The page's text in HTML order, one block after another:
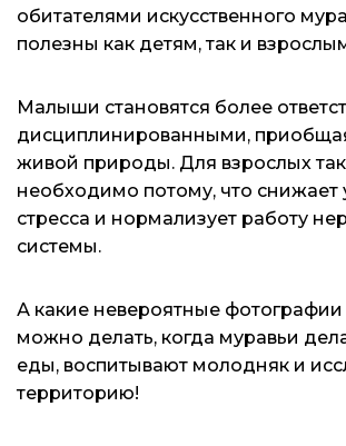
обитателями искусственного
полезны как детям, так и
Малыши становятся более
дисциплинированными,
живой природы. Для взрослых
необходимо потому, что снижает
стресса и нормализует работу
системы.
А какие невероятные
можно делать, когда муравьи
еды, воспитывают молодняк и
территорию!